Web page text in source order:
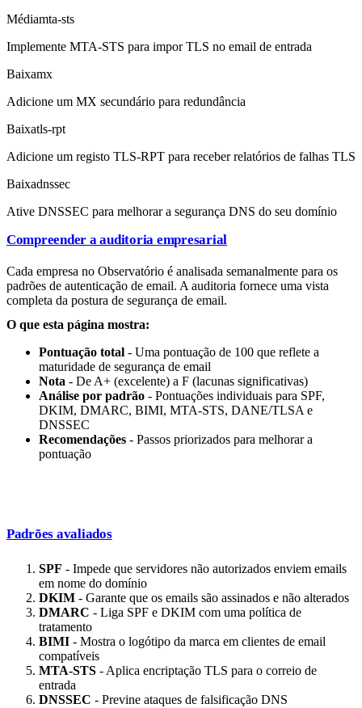
Médiamta-sts
Implemente MTA-STS para impor TLS no email de entrada
Baixamx
Adicione um MX secundário para redundância
Baixatls-rpt
Adicione um registo TLS-RPT para receber relatórios de falhas TLS
Baixadnssec
Ative DNSSEC para melhorar a segurança DNS do seu domínio
Compreender a auditoria empresarial
Cada empresa no Observatório é analisada semanalmente para os
padrões de autenticação de email. A auditoria fornece uma vista
completa da postura de segurança de email.
O que esta página mostra:
Pontuação total - Uma pontuação de 100 que reflete a
maturidade de segurança de email
Nota - De A+ (excelente) a F (lacunas significativas)
Análise por padrão - Pontuações individuais para SPF,
DKIM, DMARC, BIMI, MTA-STS, DANE/TLSA e
DNSSEC
Recomendações - Passos priorizados para melhorar a
pontuação
Padrões avaliados
SPF - Impede que servidores não autorizados enviem emails
em nome do domínio
DKIM - Garante que os emails são assinados e não alterados
DMARC - Liga SPF e DKIM com uma política de
tratamento
BIMI - Mostra o logótipo da marca em clientes de email
compatíveis
MTA-STS - Aplica encriptação TLS para o correio de
entrada
DNSSEC - Previne ataques de falsificação DNS